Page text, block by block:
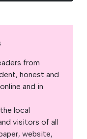
from
honest and
and in
local
visitors of all
website,